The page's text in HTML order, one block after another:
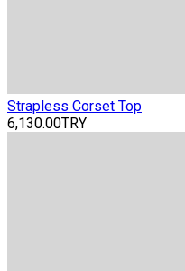
Strapless Corset Top
6,130.00TRY